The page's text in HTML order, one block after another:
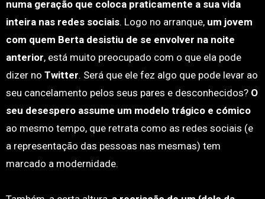
numa geração que coloca praticamente a sua vida
inteira nas redes sociais. Logo no arranque, um jovem
com quem Berta desistiu de se envolver na noite
anterior, está muito preocupado com o que ela pode
dizer no Twitter. Será que ele fez algo que pode levar ao
seu cancelamento pelos seus pares e desconhecidos? O
seu desespero assume um modelo trágico e cómico
ao mesmo tempo, que retrata como as redes sociais (e
a representação das pessoas nas mesmas) tem
marcado a modernidade.